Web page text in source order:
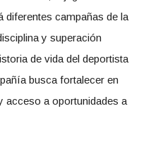
diferentes campañas de la
y superación
de vida del deportista
busca fortalecer en
acceso a oportunidades a